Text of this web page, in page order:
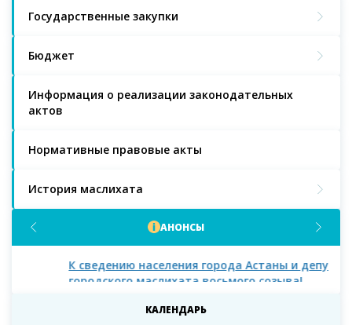
Государственные закупки
Бюджет
Информация о реализации законодательных
актов
Нормативные правовые акты
История маслихата
АНОНСЫ
К сведению населения города Астаны и депутатов
городского маслихата восьмого созыва!
КАЛЕНДАРЬ